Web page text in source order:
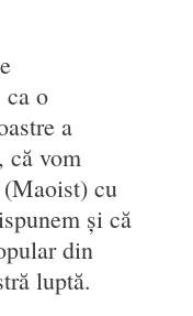
ca o
a
că vom
cu
și că
din
luptă.